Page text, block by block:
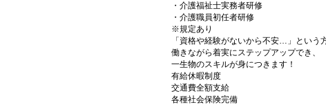
・介護福祉士実務者研修
・介護職員初任者研修
※規定あり
「資格や経験がないから不安…」という
働きながら着実にステップアップでき、
一生物のスキルが身につきます！
有給休暇制度
交通費全額支給
各種社会保険完備